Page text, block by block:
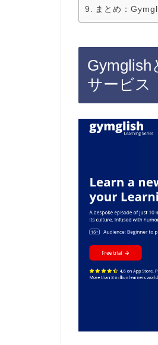
まとめ：
Gymglish
サービス